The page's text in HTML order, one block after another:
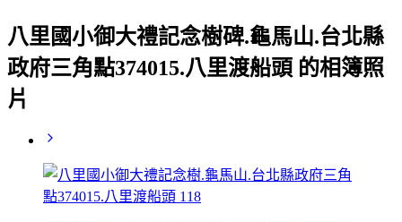
八里國小御大禮記念樹碑.龜馬山.台北縣
政府三角點374015.八里渡船頭 的相簿照
片